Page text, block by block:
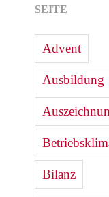
SEITE
Advent
Ausbildung
Bilanz